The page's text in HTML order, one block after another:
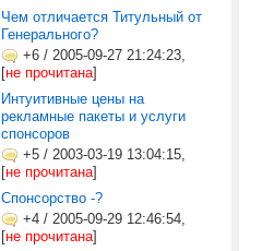
Чем отличается Титульный от
Генерального?
+6 / 2005-09-27 21:24:23,
[не прочитана]
Интуитивные цены на
рекламные пакеты и услуги
спонсоров
+5 / 2003-03-19 13:04:15,
[не прочитана]
Cпонсорство -?
+4 / 2005-09-29 12:46:54,
[не прочитана]